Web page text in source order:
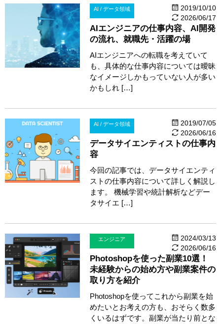
AI / データ領域
2019/10/10
2026/06/17
AIエンジニアの仕事内容、AI開発
の流れ、就職先・活躍の場
AIエンジニアへの転職を考えていて
も、具体的な仕事内容については曖昧
なイメージしかもっていない人が多い
かもしれ […]
AI / データ領域
2019/07/05
2026/06/16
データサイエンティストの仕事内
容
今回の記事では、データサイエンティ
ストの仕事内容について詳しく解説し
ます。 機械学習や統計解析などデー
タサイエ […]
エンジニア
2024/03/13
2026/06/16
Photoshopを使った副業10選！
未経験からの始め方や副業案件の
取り方を紹介
Photoshopを使ってこれから副業を始
めたいとお考えの方も、おそらく数多
くいるはずです。副業が当たり前とな